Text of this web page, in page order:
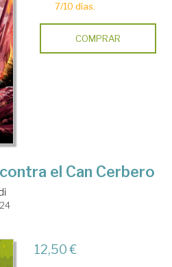
7/10 días.
COMPRAR
el Can Cerbero
12,50 €